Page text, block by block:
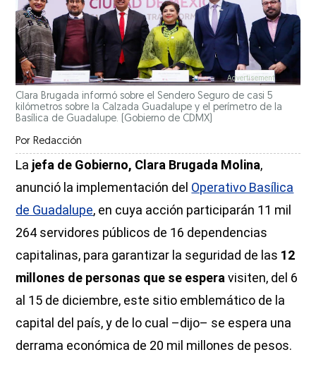
Clara Brugada informó sobre el Sendero Seguro de casi 5
kilómetros sobre la Calzada Guadalupe y el perímetro de la
Basílica de Guadalupe.
(Gobierno de CDMX)
Por Redacción
La jefa de Gobierno, Clara Brugada Molina,
anunció la implementación del Operativo Basílica
de Guadalupe, en cuya acción participarán 11 mil
264 servidores públicos de 16 dependencias
capitalinas, para garantizar la seguridad de las 12
millones de personas que se espera visiten, del 6
al 15 de diciembre, este sitio emblemático de la
capital del país, y de lo cual –dijo– se espera una
derrama económica de 20 mil millones de pesos.